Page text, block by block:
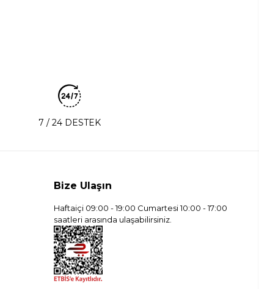
7 / 24 DESTEK
Bize Ulaşın
Haftaiçi 09:00 - 19:00 Cumartesi 10:00 - 17:00
saatleri arasında ulaşabilirsiniz.